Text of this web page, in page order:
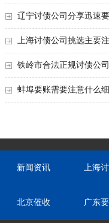
法！
辽宁讨债公司分享迅速
上海讨债公司挑选主要
铁岭市合法正规讨债公
蚌埠要账需要注意什么
新闻资讯 上海
北京催收 广东